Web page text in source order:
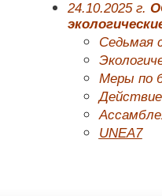
24.10.2025 г.
Седьмая
Меры по
UNEA7